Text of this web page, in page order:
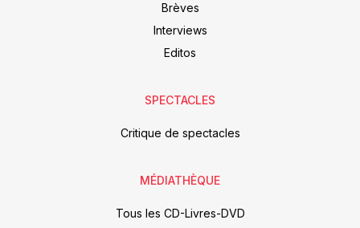
Brèves
Interviews
Editos
SPECTACLES
Critique de spectacles
MÉDIATHÈQUE
Tous les CD-Livres-DVD